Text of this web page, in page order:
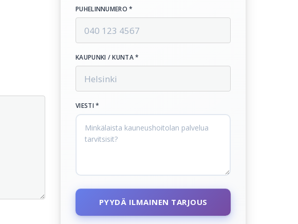
PUHELINNUMERO *
KAUPUNKI / KUNTA *
VIESTI *
PYYDÄ ILMAINEN TARJOUS